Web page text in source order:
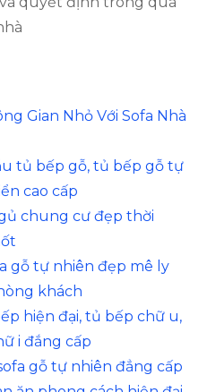
Gian Nhỏ Với Sofa Nhà
tủ bếp gỗ, tủ bếp gỗ tự
cao cấp
chung cư đẹp thời
gỗ tự nhiên đẹp mê ly
khách
hiện đại, tủ bếp chữ u,
i đắng cấp
gỗ tự nhiên đẳng cấp